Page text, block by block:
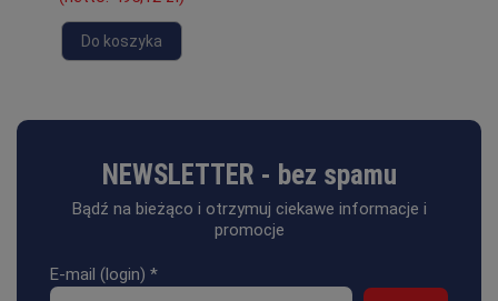
Do koszyka
NEWSLETTER - bez spamu
Bądź na bieżąco i otrzymuj ciekawe informacje i
promocje
E-mail (login) *